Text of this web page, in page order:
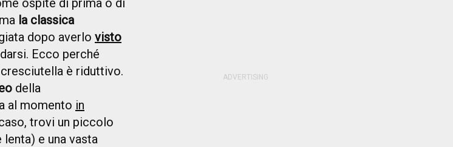
ospite di prima o di
la classica
dopo averlo visto
Ecco perché
è riduttivo.
della
al momento in
trovi un piccolo
e una vasta